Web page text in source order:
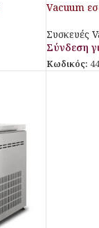
Vacuum
Συσκευές
Σύνδεση
Κωδικός: